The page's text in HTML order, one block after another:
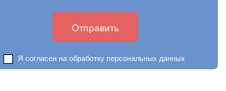
Я согласен на обработкуперсональных данных